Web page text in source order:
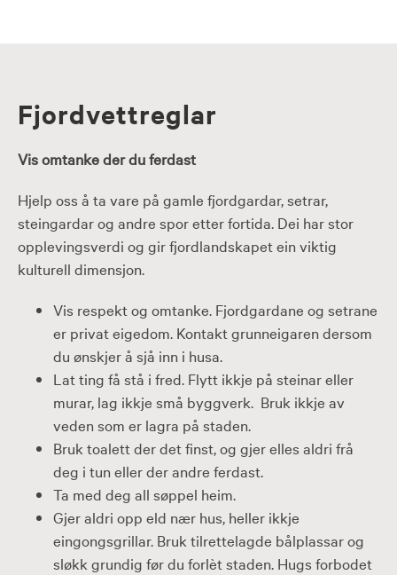
Fjordvettreglar
Vis omtanke der du ferdast
Hjelp oss å ta vare på gamle fjordgardar, setrar,
steingardar og andre spor etter fortida. Dei har stor
opplevingsverdi og gir fjordlandskapet ein viktig
kulturell dimensjon.
Vis respekt og omtanke. Fjordgardane og setrane
er privat eigedom. Kontakt grunneigaren dersom
du ønskjer å sjå inn i husa.
Lat ting få stå i fred. Flytt ikkje på steinar eller
murar, lag ikkje små byggverk. Bruk ikkje av
veden som er lagra på staden.
Bruk toalett der det finst, og gjer elles aldri frå
deg i tun eller der andre ferdast.
Ta med deg all søppel heim.
Gjer aldri opp eld nær hus, heller ikkje
eingongsgrillar. Bruk tilrettelagde bålplassar og
sløkk grundig før du forlèt staden. Hugs forbodet